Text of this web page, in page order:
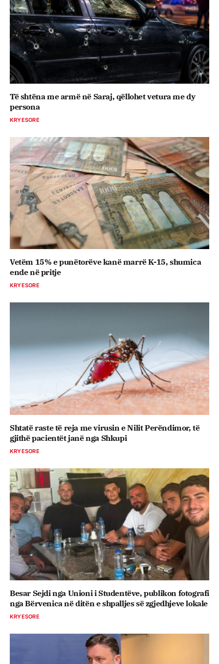
Të shtëna me armë në Saraj, qëllohet vetura me dy
persona
KRYESORE
Vetëm 15% e punëtorëve kanë marrë K-15, shumica
ende në pritje
KRYESORE
Shtatë raste të reja me virusin e Nilit Perëndimor, të
gjithë pacientët janë nga Shkupi
KRYESORE
Besar Sejdi nga Unioni i Studentëve, publikon fotografi
nga Bërvenica në ditën e shpalljes së zgjedhjeve lokale
KRYESORE